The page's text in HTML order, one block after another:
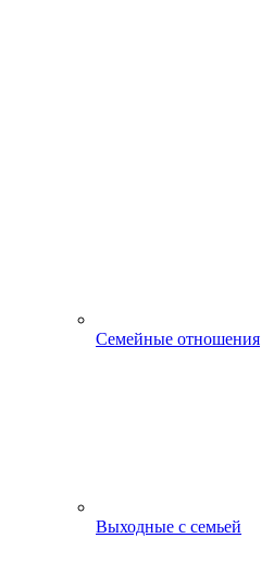
Семейные отношения
Выходные с семьей